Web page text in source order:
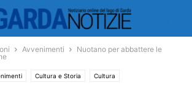
Avvenimenti
Nuotano per abbattere le
Cultura e Storia Cultura